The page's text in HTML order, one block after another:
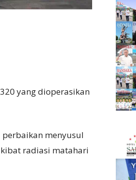
yang dioperasikan
menyusul
radiasi matahari